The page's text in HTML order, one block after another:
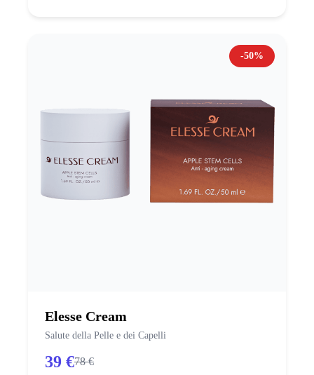
-50%
Elesse Cream
Salute della Pelle e dei Capelli
39 €78 €